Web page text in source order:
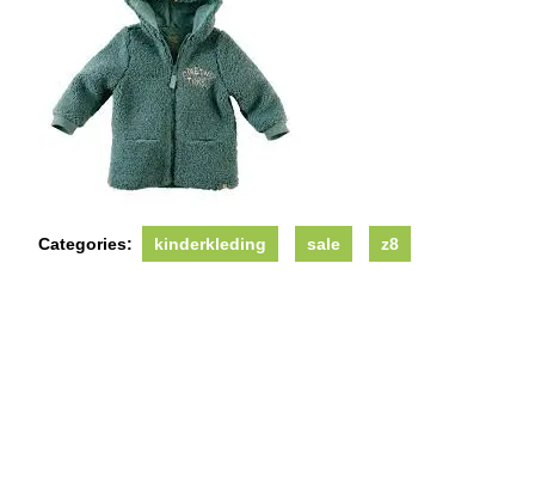
Categories: kinderkleding sale z8